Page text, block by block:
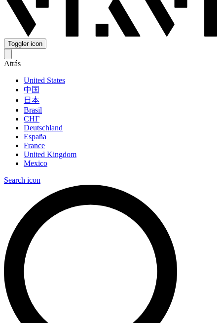
Toggler icon
Atrás
United States
中国
日本
Brasil
СНГ
Deutschland
España
France
United Kingdom
Mexico
Search icon